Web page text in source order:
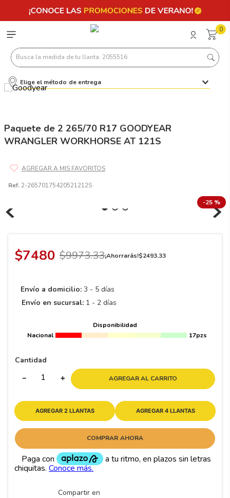
0
Busca la medida de tu llanta: 2055516
Elige el método de entrega
Paquete de 2 265/70 R17 GOODYEAR
WRANGLER WORKHORSE AT 121S
Ref. 2-26570175420521212S
-25 %
$7480 $9973.33¡Ahorrarás!$2493.33
Envío a domicilio: 3 - 5 días
Envío en sucursal: 1 - 2 días
Disponibilidad
Nacional
17pzs
Cantidad
＋
－ AGREGAR AL CARRITO
AGREGAR 2 LLANTAS AGREGAR 4 LLANTAS
COMPRAR AHORA
Compartir en
Términos más buscados
3. 225
7 245